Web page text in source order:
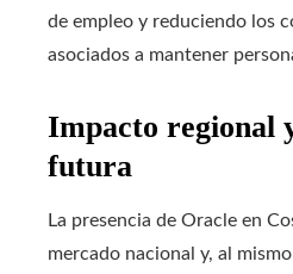
de empleo y reduciendo los
asociados a mantener
Impacto regional
futura
La presencia de Oracle en
mercado nacional y, al